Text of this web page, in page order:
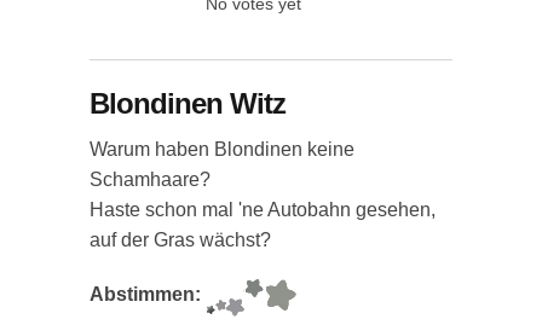
No votes yet
Blondinen Witz
Warum haben Blondinen keine
Schamhaare?
Haste schon mal 'ne Autobahn gesehen,
auf der Gras wächst?
Abstimmen: